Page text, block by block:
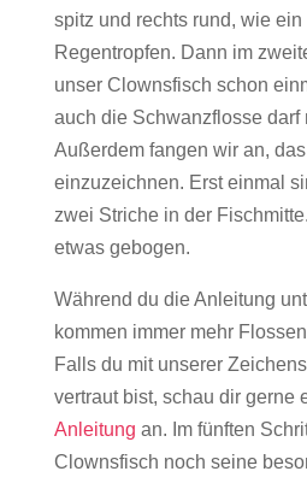
spitz und rechts rund, wie
Regentropfen. Dann im
unser Clownsfisch schon
auch die Schwanzflosse darf
Außerdem fangen wir an,
einzuzeichnen. Erst einmal
zwei Striche in der
etwas gebogen.
Während du die Anleitung
kommen immer mehr
Falls du mit unserer
vertraut bist, schau dir gerne
Anleitung an. Im fünften
Clownsfisch noch seine